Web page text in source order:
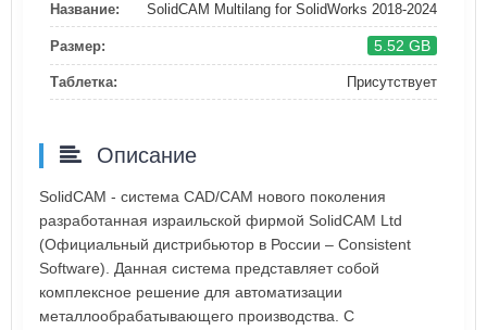
Название: SolidCAM Multilang for SolidWorks 2018-2024
Размер: 5.52 GB
Таблетка: Присутствует
Описание
SolidCAM - система CAD/CAM нового поколения
разработанная израильской фирмой SolidCAM Ltd
(Официальный дистрибьютор в России – Consistent
Software). Данная система представляет собой
комплексное решение для автоматизации
металлообрабатывающего производства. С